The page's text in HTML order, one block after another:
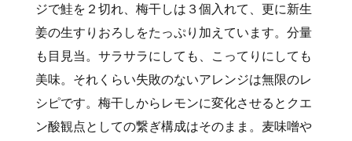
ジで鮭を２切れ、梅干しは３個入れて、更に新生
姜の生すりおろしをたっぷり加えています。分量
も目見当。サラサラにしても、こってりにしても
美味。それくらい失敗のないアレンジは無限のレ
シピです。梅干しからレモンに変化させるとクエ
ン酸観点としての繋ぎ構成はそのまま。麦味噌や